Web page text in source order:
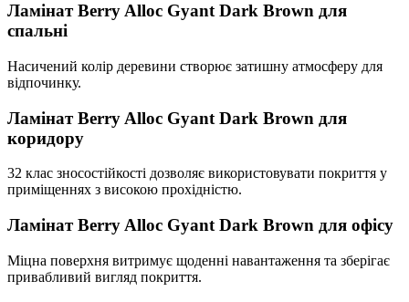
Ламінат Berry Alloc Gyant Dark Brown для
спальні
Насичений колір деревини створює затишну атмосферу для
відпочинку.
Ламінат Berry Alloc Gyant Dark Brown для
коридору
32 клас зносостійкості дозволяє використовувати покриття у
приміщеннях з високою прохідністю.
Ламінат Berry Alloc Gyant Dark Brown для офісу
Міцна поверхня витримує щоденні навантаження та зберігає
привабливий вигляд покриття.